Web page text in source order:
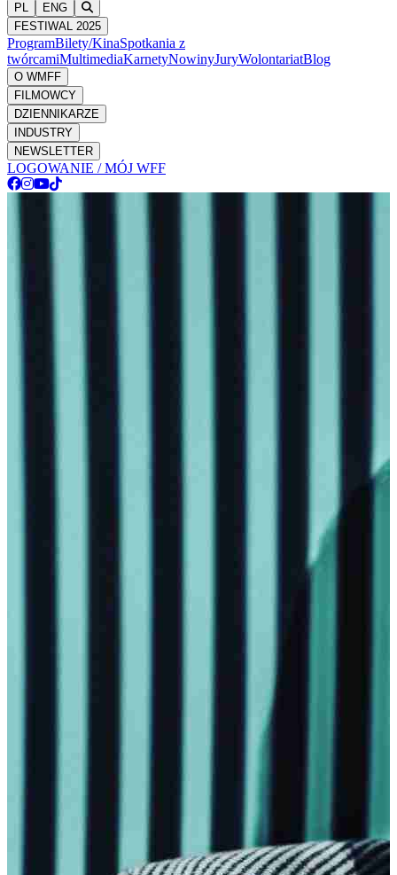
PL
ENG
FESTIWAL 2025
ProgramBilety/KinaSpotkania z
twórcamiMultimediaKarnetyNowinyJuryWolontariatBlog
O WMFF
FILMOWCY
DZIENNIKARZE
INDUSTRY
NEWSLETTER
LOGOWANIE / MÓJ WFF